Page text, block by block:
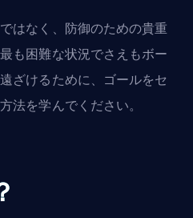
はなく、防御のための貴重
も困難な状況でさえもボー
ざけるために、ゴールをセ
法を学んでください。